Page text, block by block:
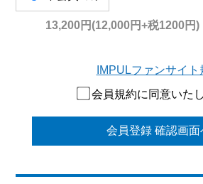
13,200円(12,000円+税1200円)
IMPULファンサイト
会員規約に同意いた